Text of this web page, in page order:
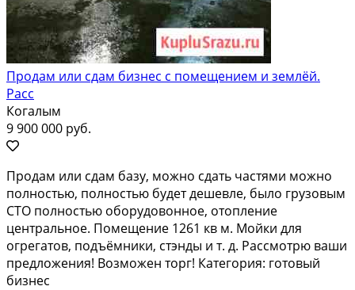
Продам или сдам бизнес с помещением и землёй.
Расс
Когалым
9 900 000 руб.
Продам или сдам базу, можно сдать частями можно
полностью, полностью будет дешевле, было грузовым
СТО полностью оборудовонное, отопление
центральное. Помещение 1261 кв м. Мойки для
огрегатов, подъёмники, стэнды и т. д. Рассмотрю ваши
предложения! Возможен торг! Категория: готовый
бизнес